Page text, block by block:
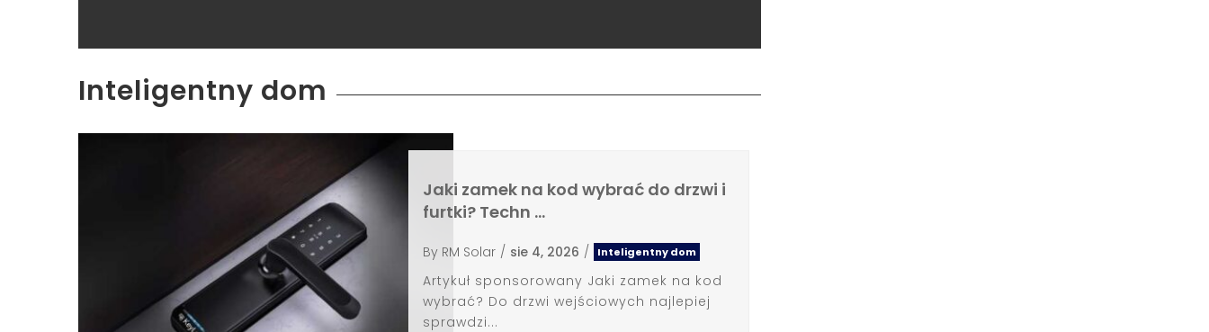
Inteligentny dom
Jaki zamek na kod wybrać do drzwi i
furtki? Techn …
By RM Solar / sie 4, 2026 / Inteligentny dom
Artykuł sponsorowany Jaki zamek na kod
wybrać? Do drzwi wejściowych najlepiej
sprawdzi...